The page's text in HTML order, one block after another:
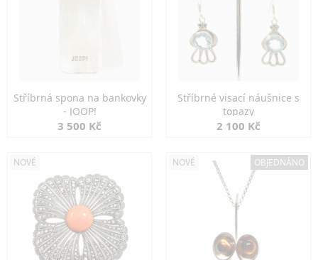
Stříbrná spona na bankovky
- JOOP!
3 500 Kč
Stříbrné visací náušnice s
topazy
2 100 Kč
NOVÉ NOVÉ OBJEDNÁNO